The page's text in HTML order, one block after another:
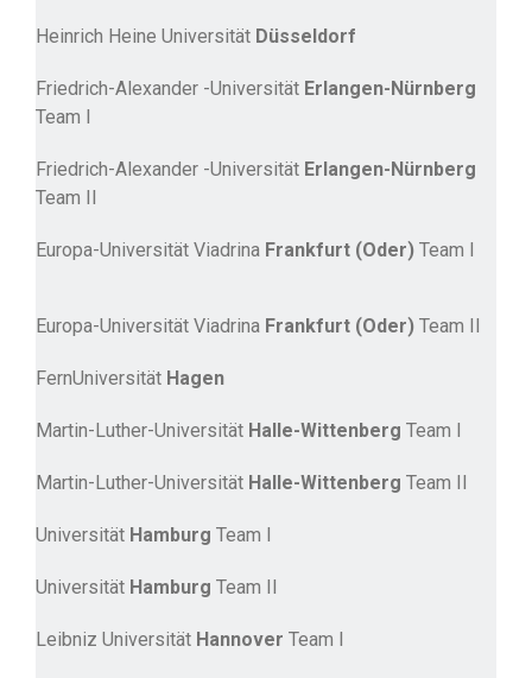
Heinrich Heine Universität Düsseldorf
Friedrich-Alexander -Universität Erlangen-Nürnberg
Team I
Friedrich-Alexander -Universität Erlangen-Nürnberg
Team II
Europa-Universität Viadrina Frankfurt (Oder) Team I
Europa-Universität Viadrina Frankfurt (Oder) Team II
FernUniversität Hagen
Martin-Luther-Universität Halle-Wittenberg Team I
Martin-Luther-Universität Halle-Wittenberg Team II
Universität Hamburg Team I
Universität Hamburg Team II
Leibniz Universität Hannover Team I